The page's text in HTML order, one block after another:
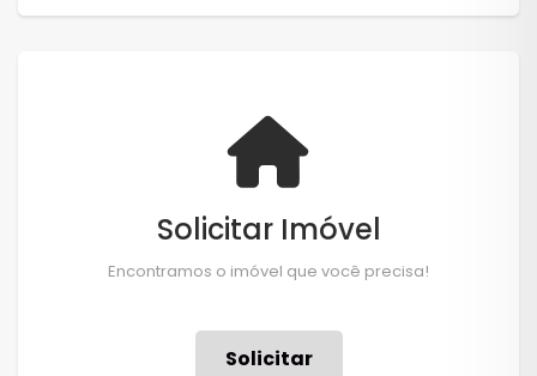
Solicitar Imóvel
Encontramos o imóvel que você precisa!
Solicitar